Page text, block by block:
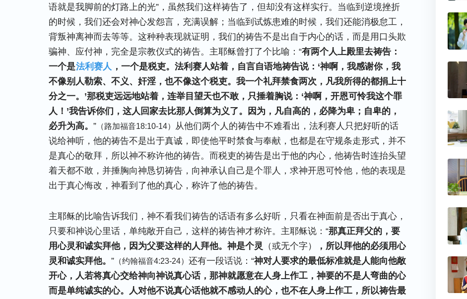
语就是我脚前的灯路上的光”，虽然我们这样祷告了，但却没有这样实行。当临到逆境挫折
的时候，我们还会对神心发怨言，充满误解；当临到试炼患难的时候，我们还能消极怠工，
背叛神离神而去等等。这种种表现就证明，我们的祷告不是出自于内心的话，而是用口头欺
骗神、应付神，完全是宗教仪式的祷告。主耶稣曾打了个比喻：“有两个人上殿里去祷告：
一个是法利赛人 ，一个是税吏。法利赛人站着，自言自语地祷告说：‘神啊，我感谢你，我
不像别人勒索、不义、奸淫，也不像这个税吏。我一个礼拜禁食两次，凡我所得的都捐上十
分之一。’那税吏远远地站着，连举目望天也不敢，只捶着胸说：‘神啊，开恩可怜我这个罪
人！’我告诉你们，这人回家去比那人倒算为义了。因为，凡自高的，必降为卑；自卑的，
必升为高。 ” （路加福音18:10-14） 从他们两个人的祷告中不难看出，法利赛人只把好听的话
说给神听，他的祷告不是出于真诚，即使他平时禁食与奉献，也都是在守规条走形式，并不
是真心的敬拜，所以神不称许他的祷告。而税吏的祷告是出于他的内心，他祷告时连抬头望
着天都不敢，并捶胸向神恳切祷告，向神承认自己是个罪人，求神开恩可怜他，他的表现是
出于真心悔改，神看到了他的真心，称许了他的祷告。
主耶稣的比喻告诉我们，神不看我们祷告的话语有多么好听，只看在神面前是否出于真心，
只要和神说心里话，单纯敞开自己，这样的祷告神才称许。主耶稣说：“那真正拜父的，要
用心灵和诚实拜他，因为父要这样的人拜他。神是个灵 （或无个字）
，所以拜他的必须用心
灵和诚实拜他。 ” （约翰福音4:23-24） 还有一段话说：“神对人要求的最低标准就是人能向他敞
开心，人若将真心交给神向神说真心话，那神就愿意在人身上作工，神要的不是人弯曲的心
而是单纯诚实的心。人对他不说真心话他就不感动人的心，也不在人身上作工，所以祷告最